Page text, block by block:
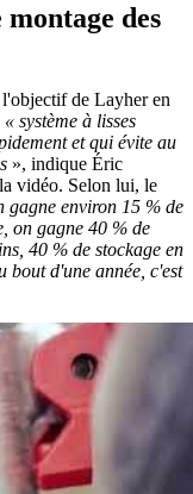
des
de Layher en
« système à lisses
et qui évite au
», indique Éric
vidéo. Selon lui, le
gagne environ 15 % de
on gagne 40 % de
40 % de stockage en
bout d'une année, c'est